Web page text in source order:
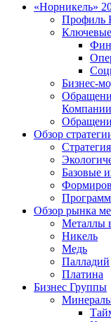
«Норникель»
Профиль
Ключевые
Бизнес-
Компании
Обзор
Базовые
Обзор рынка
Металлы
Никель
Медь
Палладий
Платина
Бизнес Группы